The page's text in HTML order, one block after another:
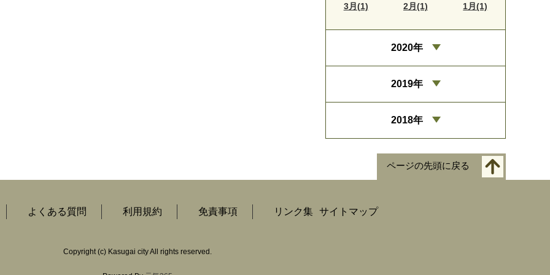
3月(1) 2月(1) 1月(1)
2020年
2019年
2018年
ページの先頭に戻る
よくある質問 利用規約 免責事項 リンク集 サイトマップ
Copyright (c) Kasugai city All rights reserved.